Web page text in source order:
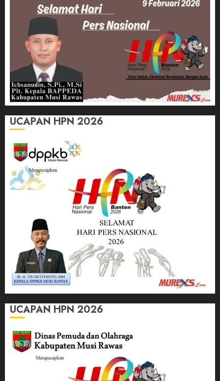
UCAPAN HPN 2026
UCAPAN HPN 2026